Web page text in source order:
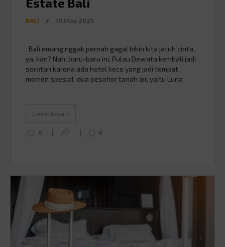
BALI / 19.May.2025
Bali emang nggak pernah gagal bikin kita jatuh cinta,
ya, kan? Nah, baru-baru ini, Pulau Dewata kembali jadi
sorotan karena ada hotel kece yang jadi tempat
momen spesial dua pesohor tanah air, yaitu Luna
Lanjut baca >
0 0